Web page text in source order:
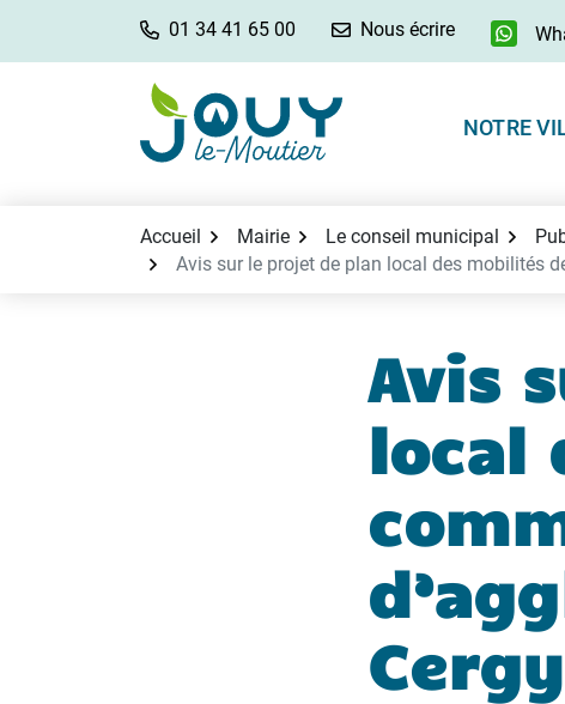
01 34 41 65 00 Nous écrire
NOTRE
Accueil Mairie Le conseil municipal
Avis sur le projet de plan local des mobilités
Avis
local